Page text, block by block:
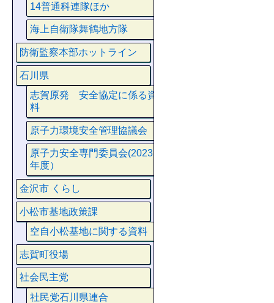
14普通科連隊ほか
海上自衛隊舞鶴地方隊
防衛監察本部ホットライン
石川県
志賀原発 安全協定に係る資
料
原子力環境安全管理協議会
原子力安全専門委員会(2023
年度）
金沢市 くらし
小松市基地政策課
空自小松基地に関する資料
志賀町役場
社会民主党
社民党石川県連合